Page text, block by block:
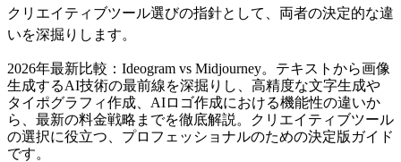
クリエイティブツール選びの指針として、両者の決定的な違
いを深掘りします。
2026年最新比較：Ideogram vs Midjourney。テキストから画像
生成するAI技術の最前線を深掘りし、高精度な文字生成や
タイポグラフィ作成、AIロゴ作成における機能性の違いか
ら、最新の料金戦略までを徹底解説。クリエイティブツール
の選択に役立つ、プロフェッショナルのための決定版ガイド
です。